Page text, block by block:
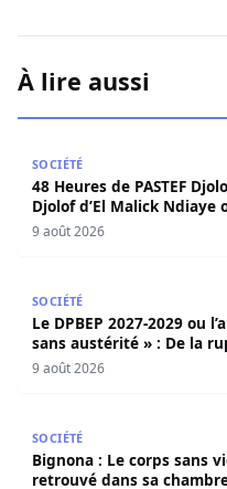
À lire aussi
SOCIÉTÉ
48 Heures de PASTEF
Djolof d’El Malick Ndiaye
apothéose
9 août 2026
SOCIÉTÉ
Le DPBEP 2027-2029 ou
sans austérité » : De la
budgétaire, une analyse
9 août 2026
SOCIÉTÉ
Bignona : Le corps sans
retrouvé dans sa